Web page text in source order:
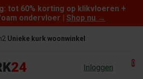
tot 60% korting op klikvloeren +
ondervloer | Shop nu →
Unieke kurk woonwinkel
Inloggen 0